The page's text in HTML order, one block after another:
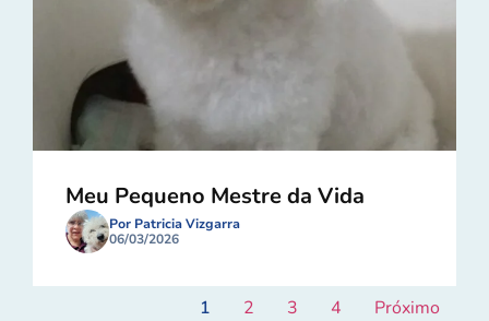
Meu Pequeno Mestre da Vida
Por Patricia Vizgarra
06/03/2026
1 2 3 4 Próximo